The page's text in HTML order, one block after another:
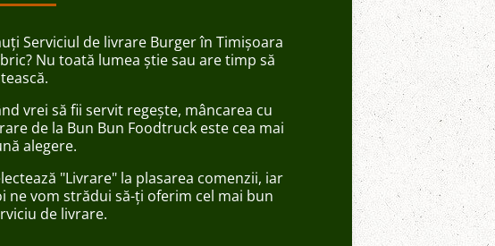
Serviciul de livrare Burger în Timișoara
Nu toată lumea știe sau are timp să
vrei să fii servit regește, mâncarea cu
de la Bun Bun Foodtruck este cea mai
alegere.
"Livrare" la plasarea comenzii, iar
ne vom strădui să-ți oferim cel mai bun
de livrare.